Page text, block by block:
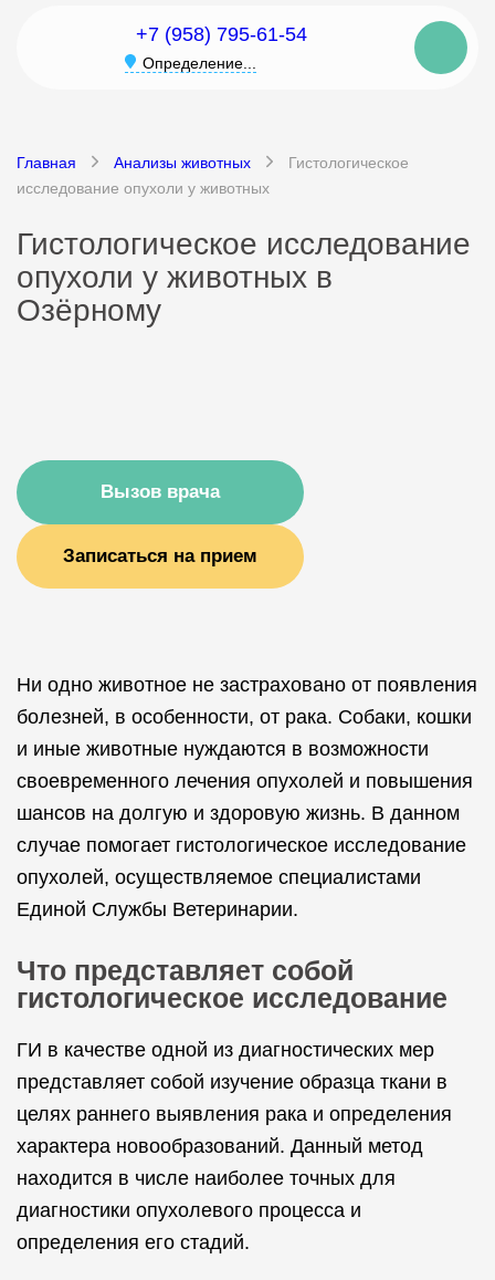
+7 (958) 795-61-54
Определение...
Главная Анализы животных
Гистологическое
исследование опухоли у животных
Гистологическое исследование
опухоли у животных в
Озёрному
Вызов врача
Записаться на прием
Ни одно животное не застраховано от появления
болезней, в особенности, от рака. Собаки, кошки
и иные животные нуждаются в возможности
своевременного лечения опухолей и повышения
шансов на долгую и здоровую жизнь. В данном
случае помогает гистологическое исследование
опухолей, осуществляемое специалистами
Единой Службы Ветеринарии.
Что представляет собой
гистологическое исследование
ГИ в качестве одной из диагностических мер
представляет собой изучение образца ткани в
целях раннего выявления рака и определения
характера новообразований. Данный метод
находится в числе наиболее точных для
диагностики опухолевого процесса и
определения его стадий.